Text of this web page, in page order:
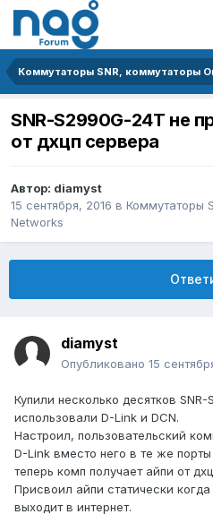
Коммутаторы SNR, коммутаторы
SNR-S2990G-24T не
от дхцп сервера
Автор: diamyst
15 сентября, 2016 в Коммутаторы
Networks
diamyst
Опубликовано 15
Купили несколько десятков
использовали D-Link и DCN.
Настроил, пользовательский
D-Link вместо него в те же
теперь комп получает айпи от
Присвоил айпи статически
выходит в интернет.